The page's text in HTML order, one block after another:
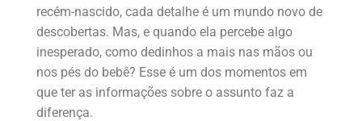
recém-nascido, cada detalhe é um mundo novo de
descobertas. Mas, e quando ela percebe algo
inesperado, como dedinhos a mais nas mãos ou
nos pés do bebê? Esse é um dos momentos em
que ter as informações sobre o assunto faz a
diferença.